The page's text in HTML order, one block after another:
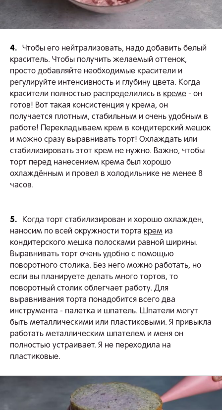
4.
Чтобы его нейтрализовать, надо добавить белый
краситель. Чтобы получить желаемый оттенок,
просто добавляйте необходимые красители и
регулируйте интенсивность и глубину цвета. Когда
красители полностью распределились в креме - он
готов! Вот такая консистенция у крема, он
получается плотным, стабильным и очень удобным в
работе! Перекладываем крем в кондитерский мешок
и можно сразу выравнивать торт! Охлаждать или
стабилизировать этот крем не нужно. Важно, чтобы
торт перед нанесением крема был хорошо
охлаждённым и провел в холодильнике не менее 8
часов.
5.
Когда торт стабилизирован и хорошо охлажден,
наносим по всей окружности торта крем из
кондитерского мешка полосками равной ширины.
Выравнивать торт очень удобно с помощью
поворотного столика. Без него можно работать, но
если вы планируете делать много тортов, то
поворотный столик облегчает работу. Для
выравнивания торта понадобится всего два
инструмента - палетка и шпатель. Шпатели могут
быть металлическими или пластиковыми. Я привыкла
работать металлическим шпателем и меня он
полностью устраивает. Я не переходила на
пластиковые.